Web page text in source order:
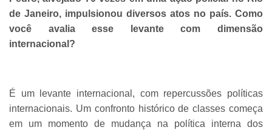
de Janeiro, impulsionou diversos atos no país. Como
você avalia esse levante com dimensão
internacional?
É um levante internacional, com repercussões políticas
internacionais. Um confronto histórico de classes começa
em um momento de mudança na política interna dos